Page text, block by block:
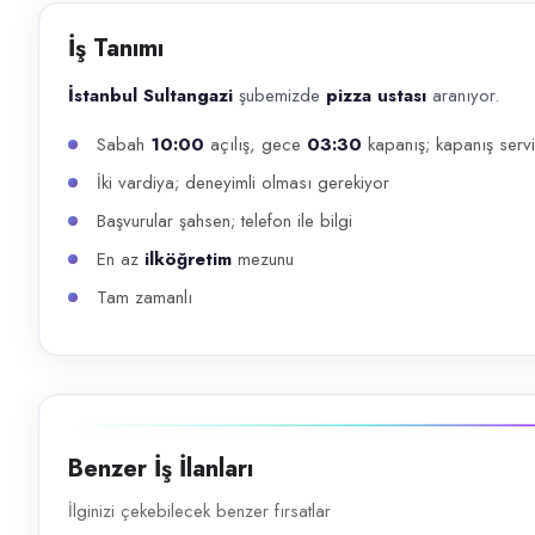
Başvuru kanalları
WhatsApp, Telefon
İlan açıklaması
İstanbul Sultangazi şubemizde pizza ustası aranıyor. Sabah 10:00
İş Tanımı
İstanbul Sultangazi şubemizde pizza ustası aranıyor.
Sabah 10:00 açılış, gece 03:30 kapanış; kapanış
İki vardiya; deneyimli olması gerekiyor
Başvurular şahsen; telefon ile bilgi
En az ilköğretim mezunu
Tam zamanlı
Benzer İş İlanları
İlginizi çekebilecek benzer fırsatlar